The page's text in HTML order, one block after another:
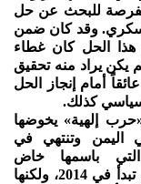
الفرصة للبحث عن حل
وقد كان ضمن
الحل كان غطاء
يراد منه تحقيق
أمام إنجاز الحل
كذلك.
إلهية» يخوضها
اليمن وتنتهي في
التي باسمها خاض
المستثمرون هذه الحرب لسنوات طويلة لم تبدأ في 2014، ولكنها